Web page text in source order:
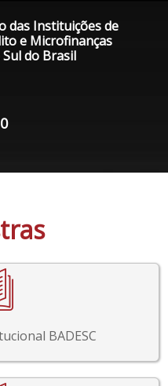
das Instituições de
e Microfinanças
do Brasil
BADESC